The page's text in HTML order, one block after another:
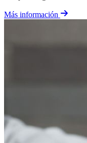
Más información